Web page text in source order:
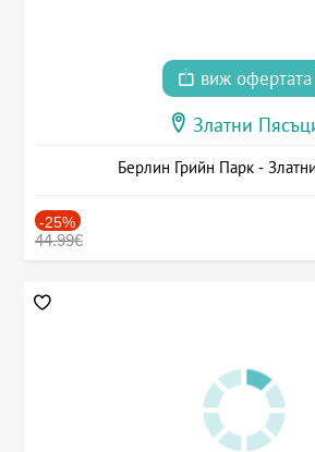
виж офертата
Златни
Берлин Грийн Парк -
-25%
44.99€